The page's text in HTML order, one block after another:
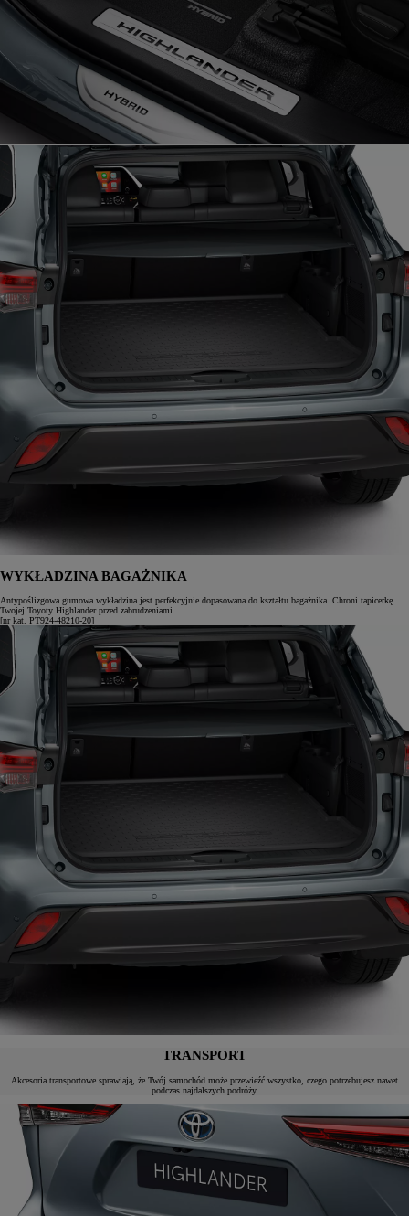
WYKŁADZINA BAGAŻNIKA
Antypoślizgowa gumowa wykładzina jest perfekcyjnie dopasowana do kształtu bagażnika. Chroni tapicerkę
Twojej Toyoty Highlander przed zabrudzeniami.
[nr kat. PT924-48210-20]
TRANSPORT
Akcesoria transportowe sprawiają, że Twój samochód może przewieźć wszystko, czego potrzebujesz nawet
podczas najdalszych podróży.